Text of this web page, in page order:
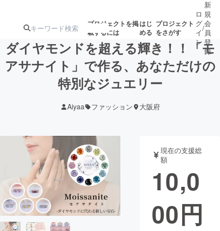
プロジェクトを掲
載するには
はじ
める
プロジェクト
をさがす
注目のリ 注目の新着プロ
ジェクト
募集終了が近いプ
テクノロジー・ガジェット
映像・映画 書籍・雑誌
ビジネス・起業 チャレンジ
ロ
グ
イ
ン
/
新
規
会
員
登
録
ダイヤモンドを超える輝き！！「モ
アサナイト」で作る、あなただけの
特別なジュエリー
Aiyaa ファッション 大阪府
現在の支援総
額
10,0
00円